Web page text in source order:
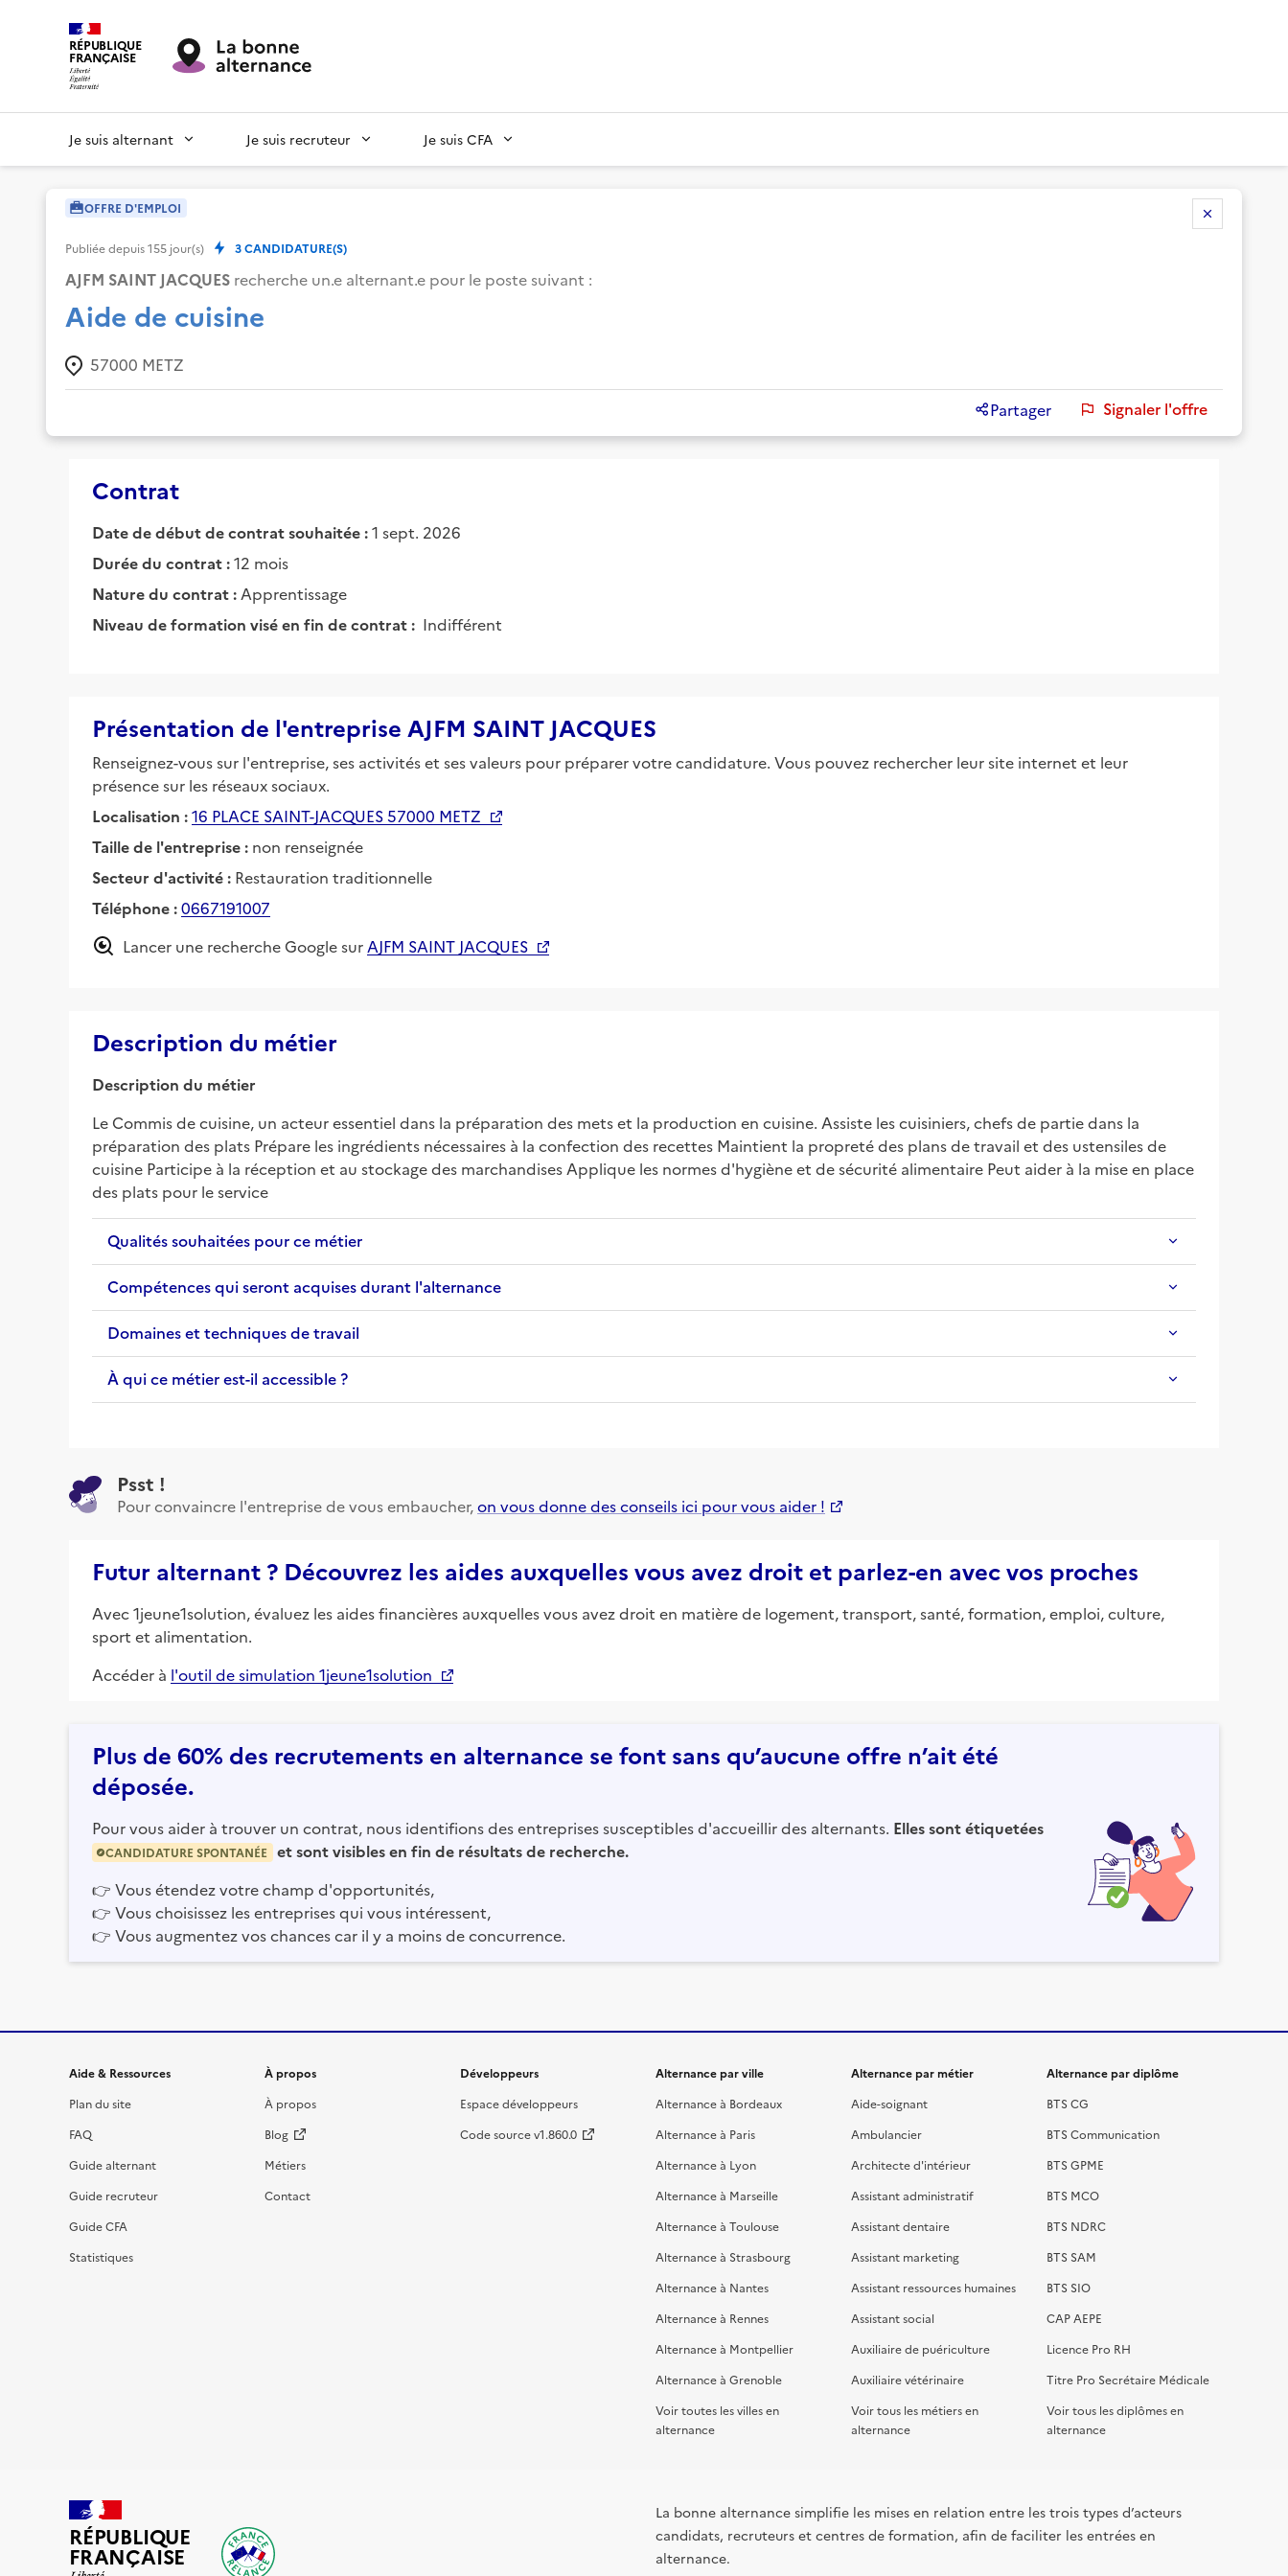
RÉPUBLIQUE
FRANÇAISE
Je suis alternant Je suis recruteur Je suis CFA
OFFRE D'EMPLOI
Publiée depuis155 jour(s) 3CANDIDATURE(S)
AJFM SAINT JACQUES recherche un.e alternant.e pour le poste suivant :
Aide de cuisine
57000 METZ
Partager Signaler l'offre
Contrat
Date de début de contrat souhaitée :1 sept. 2026
Durée du contrat :12 mois
Nature du contrat : Apprentissage
Niveau de formation visé en fin de contrat : Indifférent
Présentation de l'entreprise AJFM SAINT JACQUES
Renseignez-vous sur l'entreprise, ses activités et ses valeurs pour préparer votre candidature. Vous pouvez rechercher leur site internet et leur
présence sur les réseaux sociaux.
Localisation :16 PLACE SAINT-JACQUES 57000 METZ
Taille de l'entreprise : non renseignée
Secteur d'activité : Restauration traditionnelle
Téléphone :0667191007
Lancer une recherche Google sur AJFM SAINT JACQUES
Description du métier
Description du métier
Le Commis de cuisine, un acteur essentiel dans la préparation des mets et la production en cuisine. Assiste les cuisiniers, chefs de partie dans la
préparation des plats Prépare les ingrédients nécessaires à la confection des recettes Maintient la propreté des plans de travail et des ustensiles de
cuisine Participe à la réception et au stockage des marchandises Applique les normes d'hygiène et de sécurité alimentaire Peut aider à la mise en place
des plats pour le service
Qualités souhaitées pour ce métier
Compétences qui seront acquises durant l'alternance
Domaines et techniques de travail
À qui ce métier est-il accessible ?
Psst !
Pour convaincre l'entreprise de vous embaucher,on vous donne des conseils ici pour vous aider !
Futur alternant ? Découvrez les aides auxquelles vous avez droit et parlez-en avec vos proches
Avec 1jeune1solution, évaluez les aides financières auxquelles vous avez droit en matière de logement, transport, santé, formation, emploi, culture,
sport et alimentation.
Accéder à l'outil de simulation 1jeune1solution
Plus de 60% des recrutements en alternance se font sans qu’aucune offre n’ait été
déposée.
Pour vous aider à trouver un contrat, nous identifions des entreprises susceptibles d'accueillir des alternants. Elles sont étiquetées
CANDIDATURE SPONTANÉE
et sont visibles en fin de résultats de recherche.
👉 Vous étendez votre champ d'opportunités,
👉 Vous choisissez les entreprises qui vous intéressent,
👉 Vous augmentez vos chances car il y a moins de concurrence.
Informations et liens du site
Aide & Ressources
Plan du site
FAQ
Guide alternant
Guide recruteur
Guide CFA
Statistiques
À propos
À propos
Blog
Métiers
Contact
Développeurs
Espace développeurs
Code source v1.860.0
Alternance par ville
Alternance à Bordeaux
Alternance à Paris
Alternance à Lyon
Alternance à Marseille
Alternance à Toulouse
Alternance à Strasbourg
Alternance à Nantes
Alternance à Rennes
Alternance à Montpellier
Alternance à Grenoble
Voir toutes les villes en
alternance
Alternance par métier
Aide-soignant
Ambulancier
Architecte d'intérieur
Assistant administratif
Assistant dentaire
Assistant marketing
Assistant ressources humaines
Assistant social
Auxiliaire de puériculture
Auxiliaire vétérinaire
Voir tous les métiers en
alternance
Alternance par diplôme
BTS CG
BTS Communication
BTS GPME
BTS MCO
BTS NDRC
BTS SAM
BTS SIO
CAP AEPE
Licence Pro RH
Titre Pro Secrétaire Médicale
Voir tous les diplômes en
alternance
RÉPUBLIQUE
FRANÇAISE
La bonne alternance simplifie les mises en relation entre les trois types d’acteurs
candidats, recruteurs et centres de formation, afin de faciliter les entrées en
alternance.